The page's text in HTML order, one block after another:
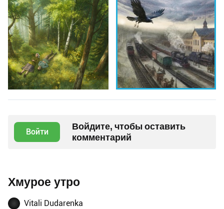
Войти
Войдите, чтобы оставить
комментарий
Хмурое утро
Vitali Dudarenka